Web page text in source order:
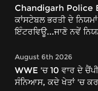
Chandigarh Police
ਕਾਂਸਟੇਬਲ ਭਰਤੀ ਦੇ
ਇੰਟਰਵਿਊ...ਜਾਣੋ ਨਵੇਂ
August 6th 2026
WWE 'ਚ 10 ਵਾਰ ਦੇ
ਸੰਨਿਆਸ, ਕਦੇ ਖੇਤਾਂ 'ਚ